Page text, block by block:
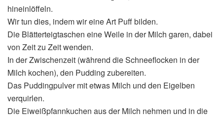
hineinlöffeln.
Wir tun dies, indem wir eine Art Puff bilden.
Die Blätterteigtaschen eine Weile in der Milch garen, dabei
von Zeit zu Zeit wenden.
In der Zwischenzeit (während die Schneeflocken in der
Milch kochen), den Pudding zubereiten.
Das Puddingpulver mit etwas Milch und den Eigelben
verquirlen.
Die Eiweißpfannkuchen aus der Milch nehmen und in die